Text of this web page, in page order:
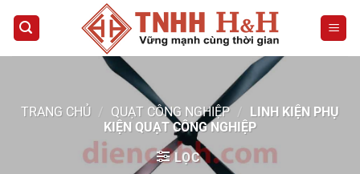
qua
TRANG CHỦ / QUẠT CÔNG NGHIỆP / LINH KIỆN PHỤ
KIỆN QUẠT CÔNG NGHIỆP
LỌC